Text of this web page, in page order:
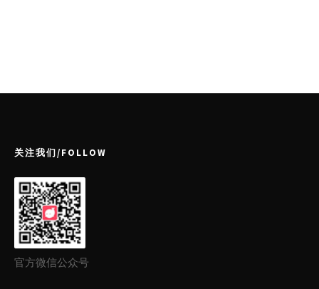
关注我们/FOLLOW
官方微信公众号